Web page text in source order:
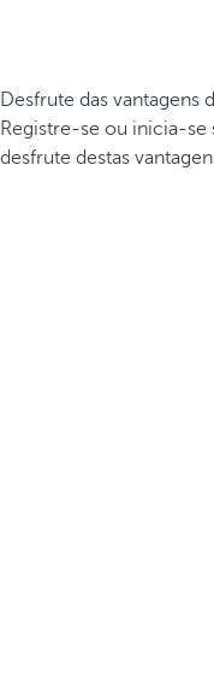
Desfrute das vantagens
Registre-se ou inicia-se
desfrute destas